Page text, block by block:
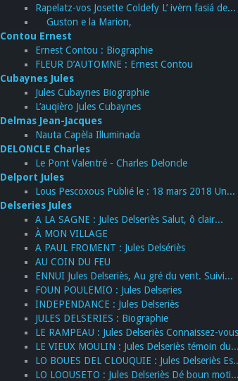
Rapelatz-vos Josette Coldefy L’ ivèrn fasiá de...
Guston e la Marion,
Contou Ernest
Ernest Contou : Biographie
FLEUR D’AUTOMNE : Ernest Contou
Cubaynes Jules
Jules Cubaynes Biographie
L’auqièro Jules Cubaynes
Delmas Jean-Jacques
Nauta Capèla Illuminada
DELONCLE Charles
Le Pont Valentré - Charles Deloncle
Delport Jules
Lous Pescoxous Publié le : 18 mars 2018 Un...
Delseries Jules
A LA SAGNE : Jules Delseriès Salut, ô clair...
À MON VILLAGE
A PAUL FROMENT : Jules Delsériès
AU COIN DU FEU
ENNUI Jules Delseriès, Au gré du vent. Suivi...
FOUN POULEMIO : Jules Delseries
INDEPENDANCE : Jules Delseriès
JULES DELSERIES : Biographie
LE RAMPEAU : Jules Delseriès Connaissez-
LE VIEUX MOULIN : Jules Delseriès témoin du...
LO BOUES DEL CLOUQUIE : Jules Delseriès
LO LOOUSETO : Jules Delseriès Dé boun moti...